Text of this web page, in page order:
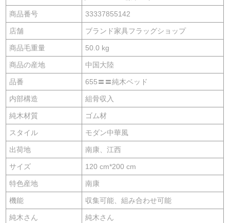
商品番号 33337855142
店舗 ブランド家具フラッグショップ
商品毛重量 50.0 kg
商品の産地 中国大陸
品番 655〓〓純木ベッド
内部構造 組骨収入
純木材質 ゴム材
スタイル モダン中華風
出荷地 南康、江西
サイズ 120 cm*200 cm
特色産地 南康
機能 収集可能、組み合わせ可能
純木さん 純木さん